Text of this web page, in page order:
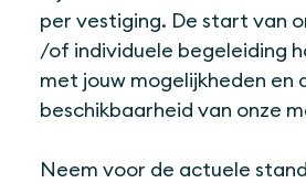
per vestiging. De start van
/of individuele begeleiding
met jouw mogelijkheden en
beschikbaarheid van onze
Neem voor de actuele